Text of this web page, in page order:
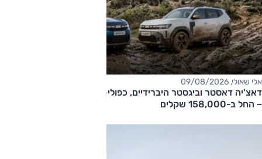
אלי שאולי, 09/08/2026
דאצ'יה דאסטר וביגסטר היברידיים, כפולי-הנעה עם תיבה אוטומטית
– החל ב-158,000 שקלים